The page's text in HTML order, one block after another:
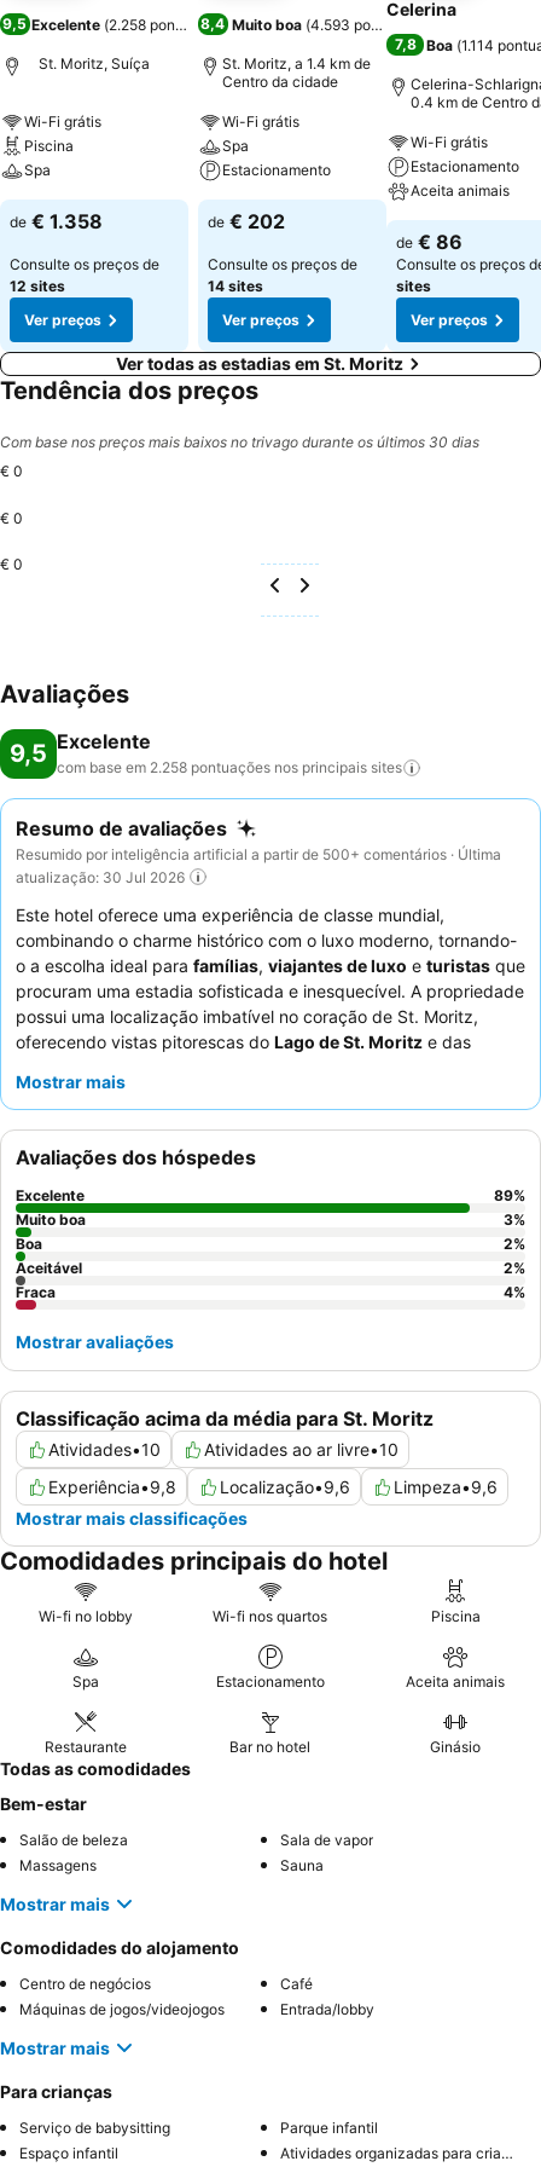
9,5 Excelente (2.258 pontuações )
St. Moritz, Suíça
Wi-Fi grátis
Piscina
Spa
de € 1.358
Consulte os preços de
12 sites
Ver preços
8,4 Muito boa (4.593 pontuações
St. Moritz, a 1.4 km de
Centro da cidade
Wi-Fi grátis
Spa
Estacionamento
de € 202
Consulte os preços de
14 sites
Ver preços
Celerina
7,8 Boa (1.114
Celerina-
0.4 km de Centro
Wi-Fi grátis
Estacionamento
Aceita animais
de € 86
Consulte os preços
sites
Ver preços
Ver todas as estadias em St. Moritz
Tendência dos preços
Com base nos preços mais baixos no trivago durante os últimos 30 dias
€ 0
€ 0
€ 0
Avaliações
9,5 Excelente
com base em 2.258 pontuações nos principais sites
Resumo de avaliações
Resumido por inteligência artificial a partir de 500+ comentários · Última
atualização: 30 Jul 2026
Este hotel oferece uma experiência de classe mundial,
combinando o charme histórico com o luxo moderno, tornando-
o a escolha ideal para famílias, viajantes de luxo e turistas que
procuram uma estadia sofisticada e inesquecível. A propriedade
possui uma localização imbatível no coração de St. Moritz,
oferecendo vistas pitorescas do Lago de St. Moritz e das
piscinas interiores e exteriores, várias saunas e um centro de
hóspedes elogiam consistentemente o calor e profissionalismo
do pessoal, juntamente com um
almoçocom opções diversas, frescas e locais. Para uma
experiência elevada, considere reservar uma das novas
suites
júnior
Mostrar mais
Classificação acima da média para St. Moritz
Atividades•10 Atividades ao ar livre•10
Experiência•9,8 Localização•9,6 Limpeza•9,6
Mostrar mais classificações
Avaliações dos hóspedes
Excelente 89%
Muito boa
3%
Boa
2%
Aceitável
2%
Fraca
4%
Mostrar avaliações
Comodidades principais do hotel
Wi-fi no lobby Wi-fi nos quartos Piscina
Spa Estacionamento Aceita animais
Restaurante Bar no hotel Ginásio
Todas as comodidades
Bem-estar
Salão de beleza
Sala de vapor
Massagens
Sauna
Mostrar mais
Comodidades do alojamento
Centro de negócios
Café
Máquinas de jogos/videojogos
Entrada/lobby
Mostrar mais
Para crianças
Serviço de babysitting
Parque infantil
Espaço infantil
Atividades organizadas para crianças